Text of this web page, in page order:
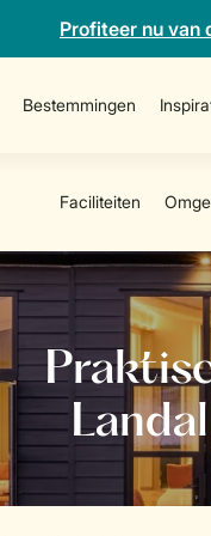
Profiteer nu van
Bestemmingen